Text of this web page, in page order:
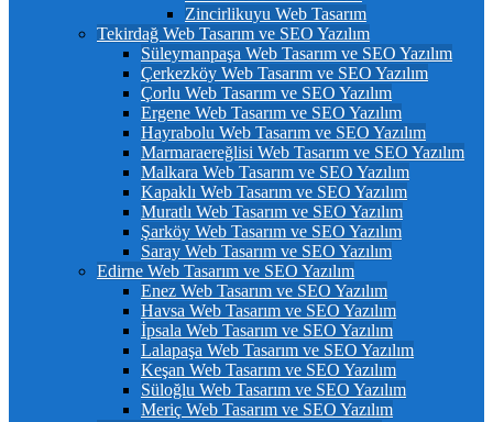
Zincirlikuyu Web Tasarım
Tekirdağ Web Tasarım ve SEO Yazılım
Süleymanpaşa Web Tasarım ve SEO Yazılım
Çerkezköy Web Tasarım ve SEO Yazılım
Çorlu Web Tasarım ve SEO Yazılım
Ergene Web Tasarım ve SEO Yazılım
Hayrabolu Web Tasarım ve SEO Yazılım
Marmaraereğlisi Web Tasarım ve SEO Yazılım
Malkara Web Tasarım ve SEO Yazılım
Kapaklı Web Tasarım ve SEO Yazılım
Muratlı Web Tasarım ve SEO Yazılım
Şarköy Web Tasarım ve SEO Yazılım
Saray Web Tasarım ve SEO Yazılım
Edirne Web Tasarım ve SEO Yazılım
Enez Web Tasarım ve SEO Yazılım
Havsa Web Tasarım ve SEO Yazılım
İpsala Web Tasarım ve SEO Yazılım
Lalapaşa Web Tasarım ve SEO Yazılım
Keşan Web Tasarım ve SEO Yazılım
Süloğlu Web Tasarım ve SEO Yazılım
Meriç Web Tasarım ve SEO Yazılım